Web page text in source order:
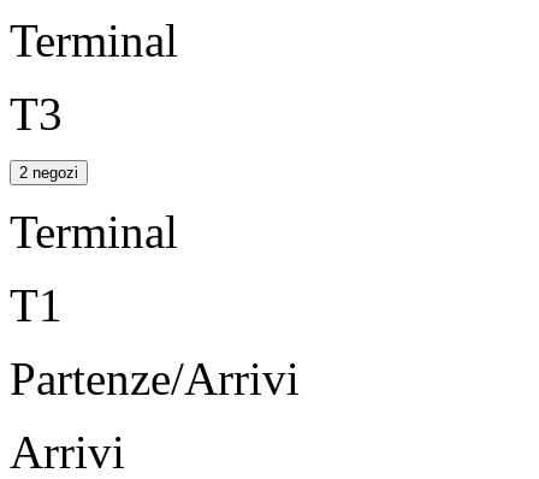
Terminal
T3
2 negozi
Terminal
T1
Partenze/Arrivi
Arrivi